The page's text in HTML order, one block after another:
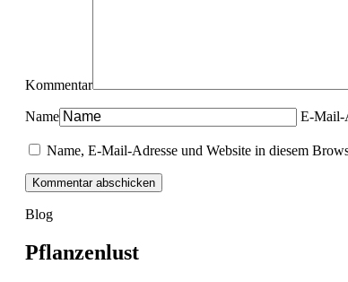
Kommentar
Name E-Mail-
Name, E-Mail-Adresse und Website in diesem
Blog
Pflanzenlust